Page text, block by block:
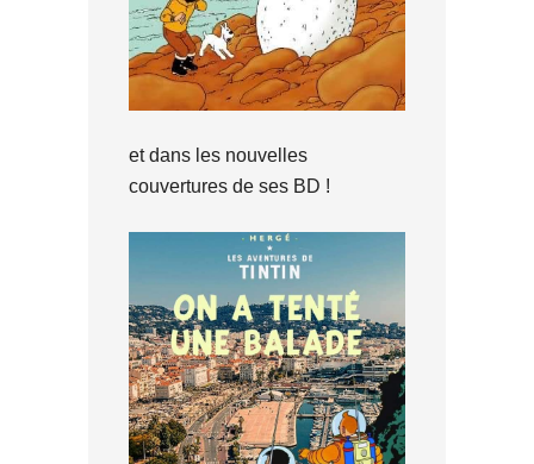
et dans les nouvelles
couvertures de ses BD !